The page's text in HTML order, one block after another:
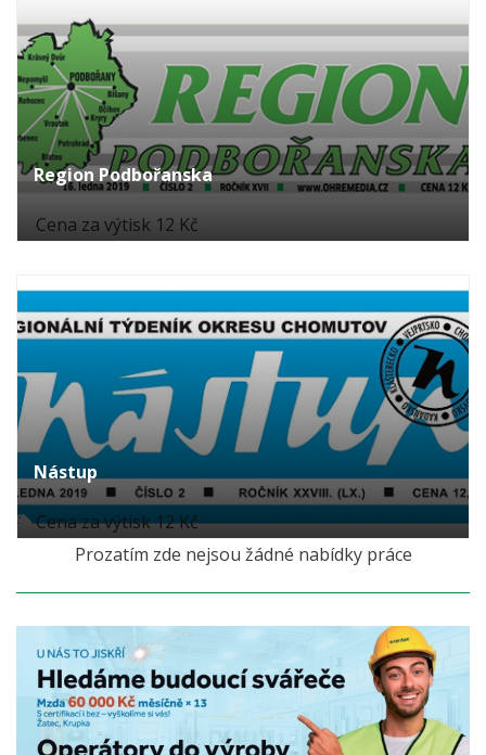
Region Podbořanska
Cena za výtisk 12 Kč
Nástup
Cena za výtisk 12 Kč
Prozatím zde nejsou žádné nabídky práce